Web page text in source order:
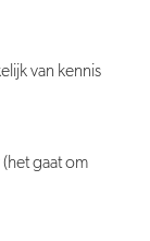
van kennis
gaat om